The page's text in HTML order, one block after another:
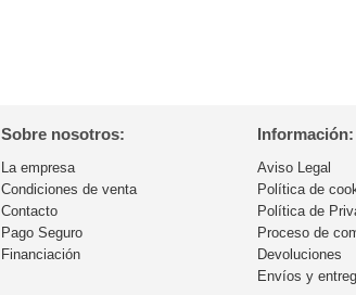
Sobre nosotros:
La empresa
Condiciones de venta
Contacto
Pago Seguro
Financiación
Información:
Aviso Legal
Política de
Política de
Proceso de
Devoluciones
Envíos y